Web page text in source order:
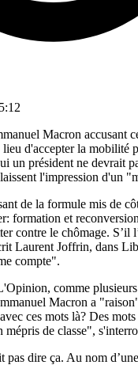
Macron accusant
d'accepter la mobilité
un président ne devrait
l'impression d'un
de la formule mis de
formation et
contre le chômage. S’il
Laurent Joffrin, dans
compte".
comme plusieurs
Macron a
ces mots là? Des
mépris de classe",
pas dire ça. Au nom